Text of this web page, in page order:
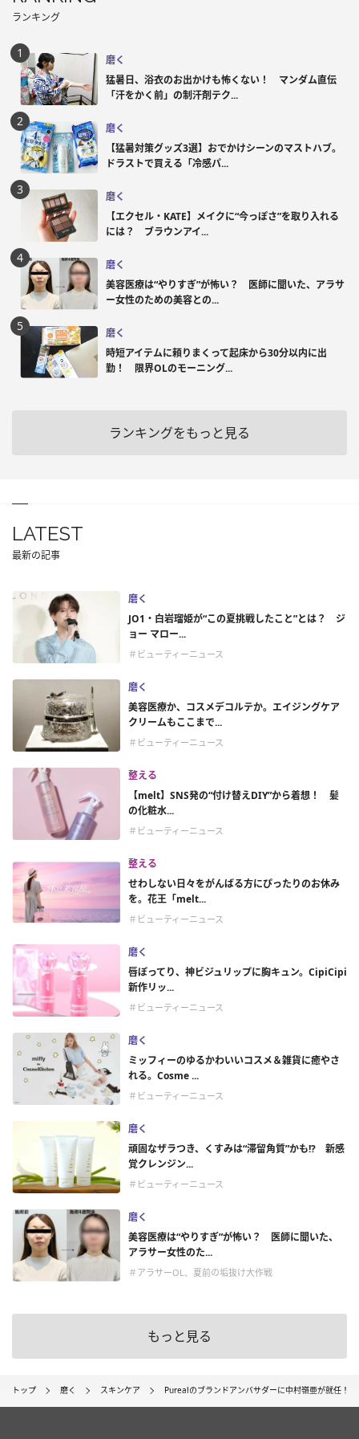
ランキング
磨く
猛暑日、浴衣のお出かけも怖くない！ マンダム直伝
「汗をかく前」の制汗剤テク...
磨く
【猛暑対策グッズ3選】おでかけシーンのマストハブ。
ドラストで買える「冷感パ...
磨く
【エクセル・KATE】メイクに“今っぽさ”を取り入れる
には？ ブラウンアイ...
磨く
美容医療は“やりすぎ”が怖い？ 医師に聞いた、アラサ
ー女性のための美容との...
磨く
時短アイテムに頼りまくって起床から30分以内に出
勤！ 限界OLのモーニング...
ランキングをもっと見る
LATEST
最新の記事
磨く
JO1・白岩瑠姫が“この夏挑戦したこと”とは？ ジ
ョー マロー...
＃ビューティーニュース
磨く
美容医療か、コスメデコルテか。エイジングケア
クリームもここまで...
＃ビューティーニュース
整える
【melt】SNS発の“付け替えDIY”から着想！ 髪
の化粧水...
＃ビューティーニュース
整える
せわしない日々をがんばる方にぴったりのお休み
を。花王「melt...
＃ビューティーニュース
磨く
唇ぽってり、神ビジュリップに胸キュン。CipiCipi
新作リッ...
＃ビューティーニュース
磨く
ミッフィーのゆるかわいいコスメ＆雑貨に癒やさ
れる。Cosme ...
＃ビューティーニュース
磨く
頑固なザラつき、くすみは“滞留角質”かも!? 新感
覚クレンジン...
＃ビューティーニュース
磨く
美容医療は“やりすぎ”が怖い？ 医師に聞いた、
アラサー女性のた...
＃アラサーOL、夏前の垢抜け大作戦
もっと見る
トップ 磨く スキンケア Purealのブランドアンバサダーに中村嶺亜が就任！